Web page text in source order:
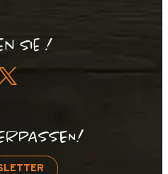
Sie !